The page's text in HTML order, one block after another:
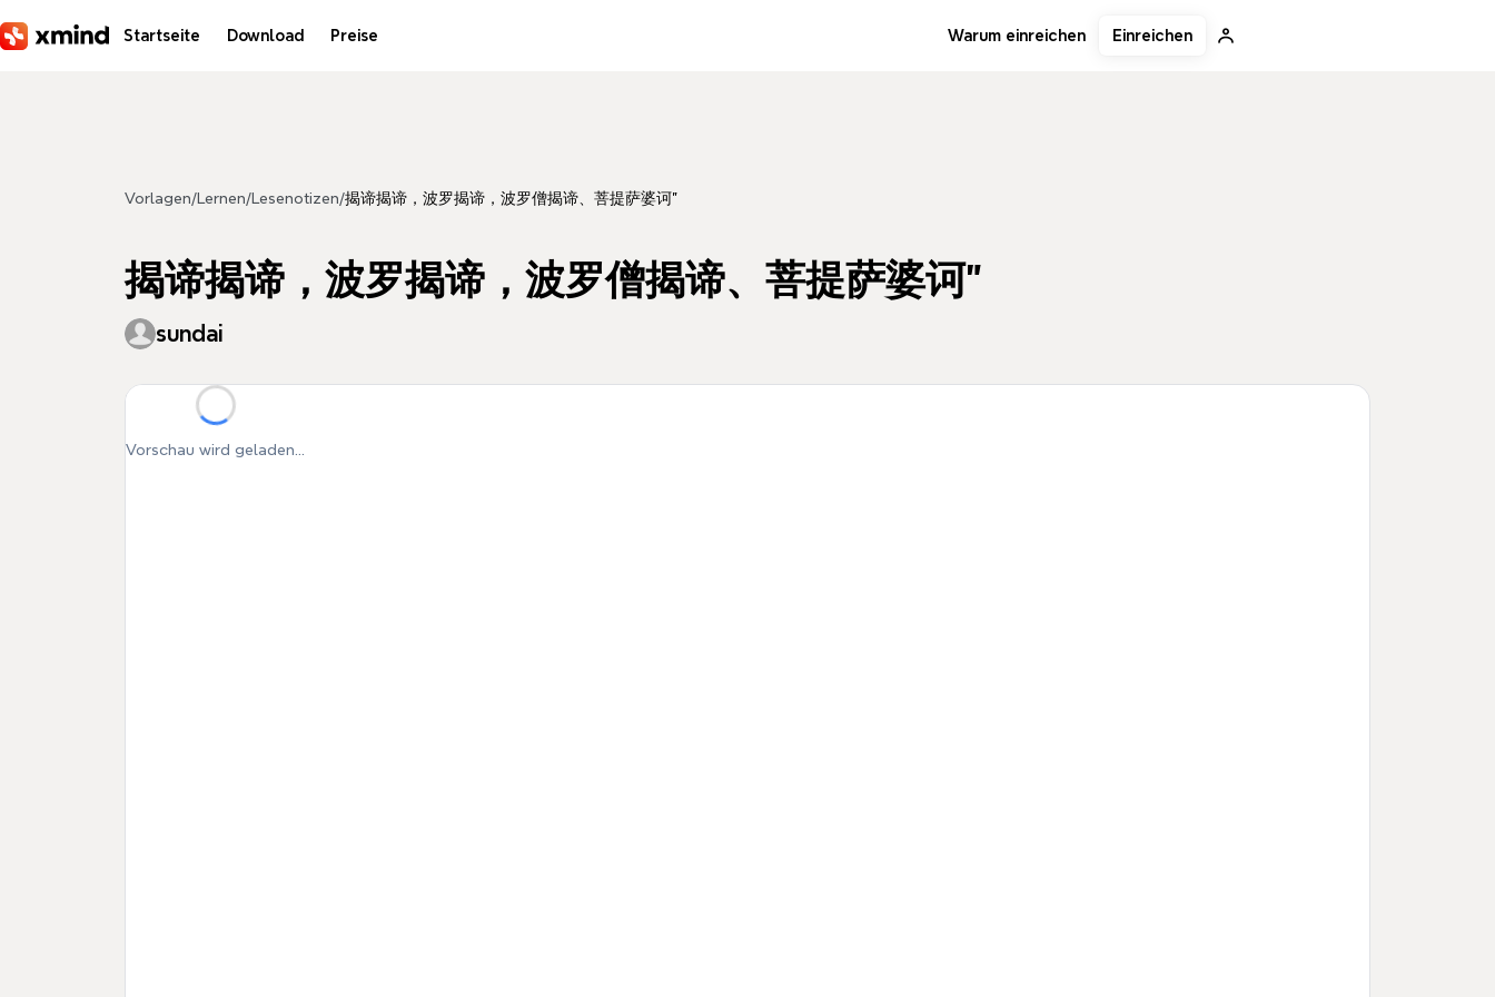
Startseite Download Preise Warum einreichen Einreichen
Vorlagen/ Lernen/ Lesenotizen/揭谛揭谛，波罗揭谛，波罗僧揭谛、菩提萨婆诃”
揭谛揭谛，波罗揭谛，波罗僧揭谛、菩提萨婆诃”
sundai
Vorschau wird geladen...